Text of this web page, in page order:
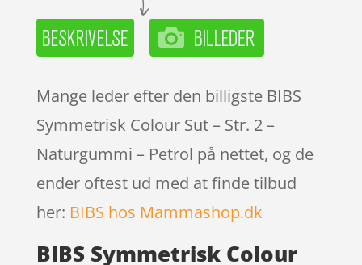
Mange leder efter den billigste BIBS
Symmetrisk Colour Sut – Str. 2 –
Naturgummi – Petrol på nettet, og de
ender oftest ud med at finde tilbud
her: BIBS hos Mammashop.dk
BIBS Symmetrisk Colour